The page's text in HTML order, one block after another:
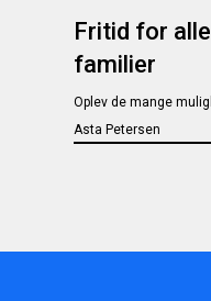
Fritid for
familier
Oplev de mange
Asta Petersen